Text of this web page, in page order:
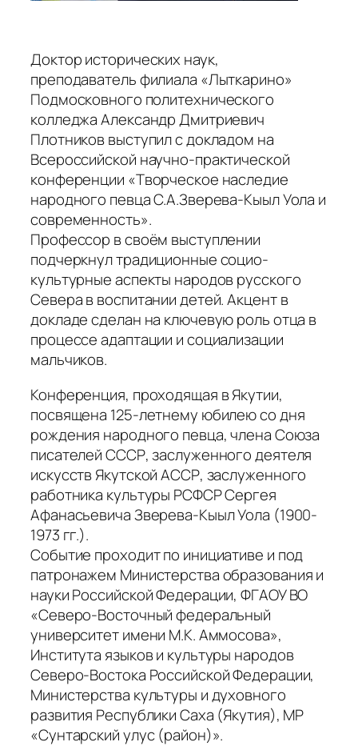
Доктор исторических наук,
преподаватель филиала «Лыткарино»
Подмосковного политехнического
колледжа Александр Дмитриевич
Плотников выступил с докладом на
Всероссийской научно-практической
конференции «Творческое наследие
народного певца С.А.Зверева-Кыыл Уола и
современность».
Профессор в своём выступлении
подчеркнул традиционные социо-
культурные аспекты народов русского
Севера в воспитании детей. Акцент в
докладе сделан на ключевую роль отца в
процессе адаптации и социализации
мальчиков.
Конференция, проходящая в Якутии,
посвящена 125-летнему юбилею со дня
рождения народного певца, члена Союза
писателей СССР, заслуженного деятеля
искусств Якутской АССР, заслуженного
работника культуры РСФСР Сергея
Афанасьевича Зверева-Кыыл Уола (1900-
1973 гг.).
Событие проходит по инициативе и под
патронажем Министерства образования и
науки Российской Федерации, ФГАОУ ВО
«Северо-Восточный федеральный
университет имени М.К. Аммосова»,
Института языков и культуры народов
Северо-Востока Российской Федерации,
Министерства культуры и духовного
развития Республики Саха (Якутия), МР
«Сунтарский улус (район)».